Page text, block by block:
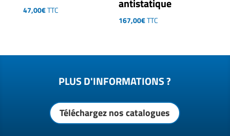
47,00€TTC
167,00€TTC
PLUS D'INFORMATIONS ?
Téléchargez nos catalogues